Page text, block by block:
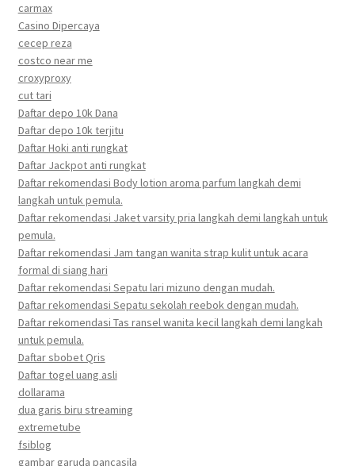
carmax
Casino Dipercaya
cecep reza
costco near me
croxyproxy
cut tari
Daftar depo 10k Dana
Daftar depo 10k terjitu
Daftar Hoki anti rungkat
Daftar Jackpot anti rungkat
Daftar rekomendasi Body lotion aroma parfum langkah demi
langkah untuk pemula.
Daftar rekomendasi Jaket varsity pria langkah demi langkah untuk
pemula.
Daftar rekomendasi Jam tangan wanita strap kulit untuk acara
formal di siang hari
Daftar rekomendasi Sepatu lari mizuno dengan mudah.
Daftar rekomendasi Sepatu sekolah reebok dengan mudah.
Daftar rekomendasi Tas ransel wanita kecil langkah demi langkah
untuk pemula.
Daftar sbobet Qris
Daftar togel uang asli
dollarama
dua garis biru streaming
extremetube
fsiblog
gambar garuda pancasila